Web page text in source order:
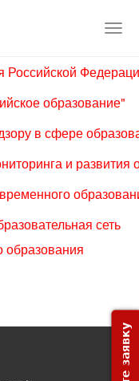
Российской
образование"
в сфере
и развития
сеть
образования